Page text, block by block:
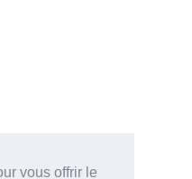
vous offrir le